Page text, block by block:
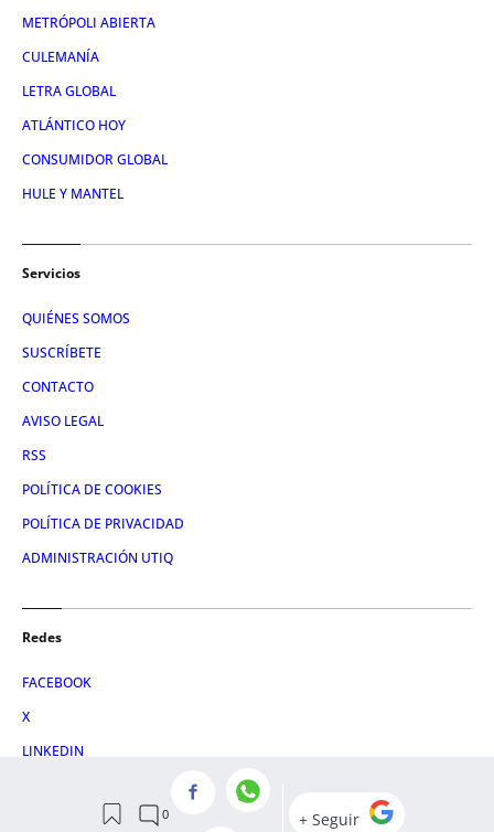
METRÓPOLI ABIERTA
CULEMANÍA
LETRA GLOBAL
ATLÁNTICO HOY
CONSUMIDOR GLOBAL
HULE Y MANTEL
Servicios
QUIÉNES SOMOS
SUSCRÍBETE
CONTACTO
AVISO LEGAL
RSS
POLÍTICA DE COOKIES
POLÍTICA DE PRIVACIDAD
ADMINISTRACIÓN UTIQ
Redes
FACEBOOK
X
LINKEDIN